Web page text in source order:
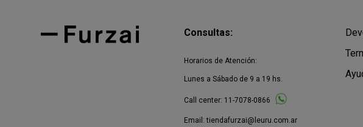
Consultas:
Horarios de Atención:
Lunes a Sábado de 9 a 19 hs.
Call center: 11-7078-0866
Email:tiendafurzai@leuru.com.ar